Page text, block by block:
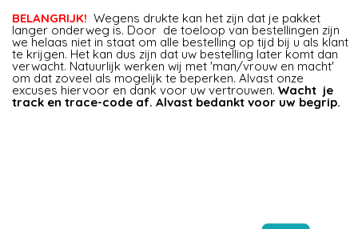
BELANGRIJK! Wegens drukte kan het zijn dat je pakket
langer onderweg is. Door de toeloop van bestellingen zijn
we helaas niet in staat om alle bestelling op tijd bij u als klant
te krijgen. Het kan dus zijn dat uw bestelling later komt dan
verwacht. Natuurlijk werken wij met 'man/vrouw en macht'
om dat zoveel als mogelijk te beperken. Alvast onze
excuses hiervoor en dank voor uw vertrouwen.Wacht je
track en trace-code af. Alvast bedankt voor uw begrip.